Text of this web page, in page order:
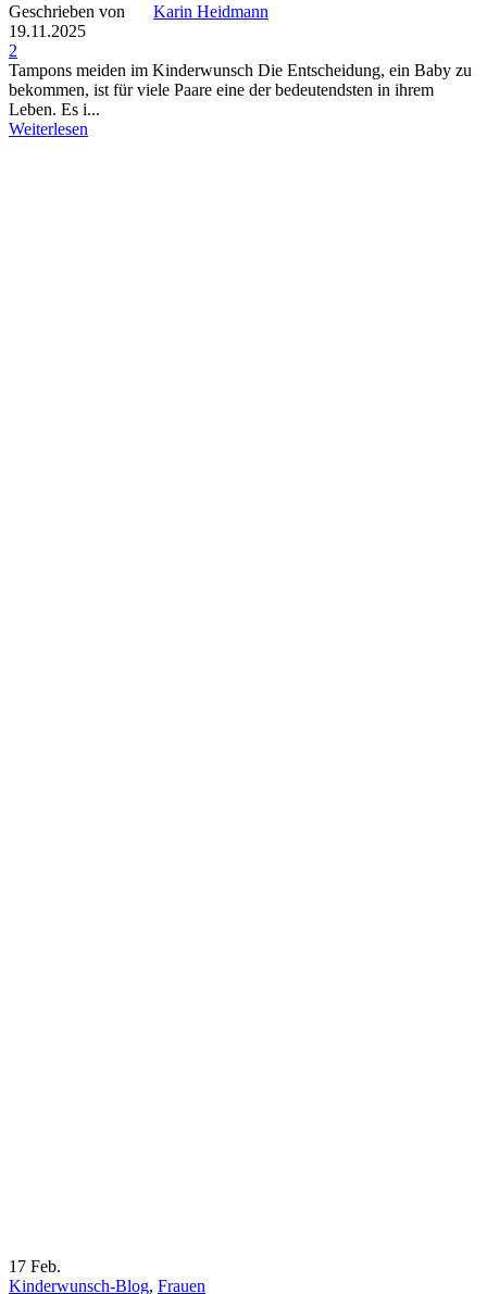
Geschrieben von
Karin Heidmann
19.11.2025
2
Tampons meiden im Kinderwunsch Die Entscheidung, ein Baby zu
bekommen, ist für viele Paare eine der bedeutendsten in ihrem
Leben. Es i...
Weiterlesen
17 Feb.
Kinderwunsch-Blog, Frauen